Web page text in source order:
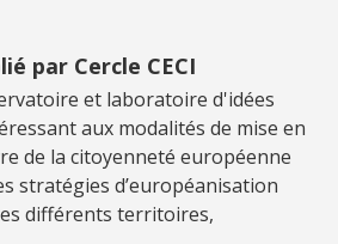
par Cercle CECI
et laboratoire d'idées
aux modalités de mise en
de la citoyenneté européenne
stratégies d’européanisation
différents territoires,